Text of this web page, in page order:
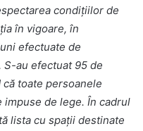
condițiilor de
în vigoare, în
efectuate de
S-au efectuat 95 de
toate persoanele
de lege. În cadrul
lista cu spații destinate